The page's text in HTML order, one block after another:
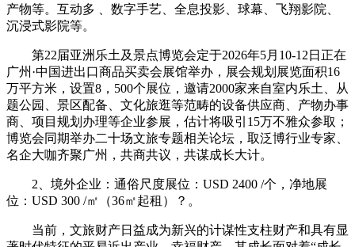
产物等。互动多 、数字手艺、全息投影、球幕、飞翔影院、
沉浸式影院等。
第22届亚洲乐土及景点博览会定于2026年5月10-12日正在
广州·中国进出口商品买卖会展馆举办，展会规划展览面积16
万平方米，设置8，500个展位，邀请2000家来自室内乐土、从
题公园、景区配备、文化旅逛等范畴的设备供应商、产物办事
商、项目规划办理等企业参展，估计将吸引15万不雅众参取；
博览会同期举办二十场文旅专题相关论坛，取泛博行业专家、
名企大咖齐聚广州，共商共议，共谋成长大计。
2、境外企业：通俗尺度展位：USD 2400 /个，净地展
位：USD 300 /㎡（36㎡起租）？。
当前，文旅财产日益成为新兴的计谋性支柱财产和具有显